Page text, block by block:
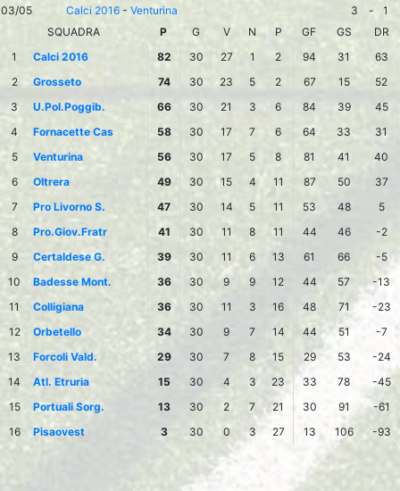
03/05
Calci 2016 - Venturina 3 -
1
SQUADRA
P G V N P GF GS
DR
1
Calci 2016 82 30 27 1 2 94 31
63
2
Grosseto 74 30 23 5 2 67 15
52
3
U.Pol.Poggib. 66 30 21 3 6 84 39
45
4
Fornacette Cas 58 30 17 7 6 64 33
31
5
Venturina 56 30 17 5 8 81 41
40
6
Oltrera 49 30 15 4 11 87 50
37
7
Pro Livorno S. 47 30 14 5 11 53 48
5
8
Pro.Giov.Fratr 41 30 11 8 11 44 46
-2
9
Certaldese G. 39 30 11 6 13 61 66
-5
10
Badesse Mont. 36 30 9 9 12 44 57
-13
11
Colligiana 36 30 11 3 16 48 71
-23
12
Orbetello 34 30 9 7 14 44 51
-7
13
Forcoli Vald. 29 30 7 8 15 29 53
-24
14
Atl. Etruria 15 30 4 3 23 33 78
-45
15
Portuali Sorg. 13 30 2 7 21 30 91
-61
16
Pisaovest 3 30 0 3 27 13 106 -93